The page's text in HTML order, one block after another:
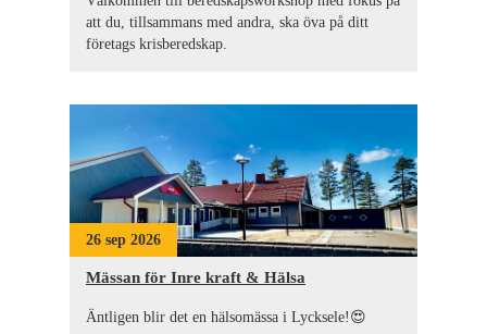
att du, tillsammans med andra, ska öva på ditt
företags krisberedskap.
26 sep 2026
Mässan för Inre kraft & Hälsa
Äntligen blir det en hälsomässa i Lycksele!😍